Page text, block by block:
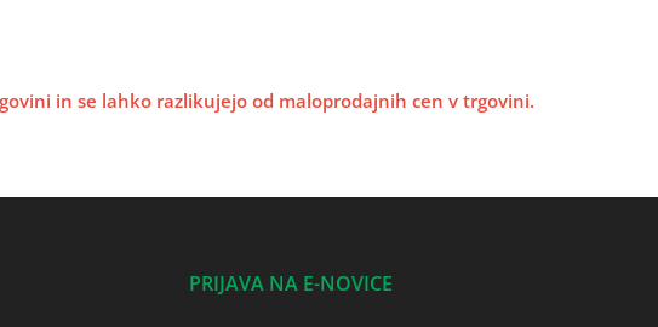
in se lahko razlikujejo od maloprodajnih cen v trgovini.
PRIJAVA NA E-NOVICE